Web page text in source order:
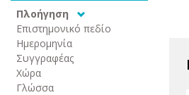
Πλοήγηση
Επιστημονικό πεδίο
Ημερομηνία
Συγγραφέας
Χώρα
Γλώσσα